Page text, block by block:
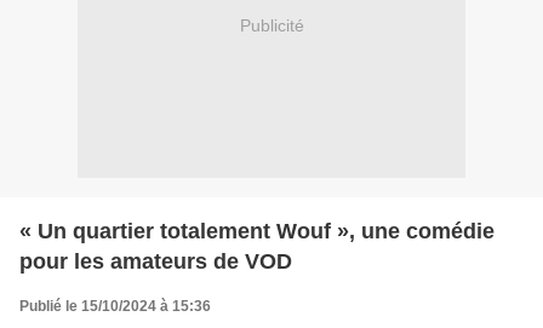
Publicité
« Un quartier totalement Wouf », une comédie
pour les amateurs de VOD
Publié le 15/10/2024 à 15:36